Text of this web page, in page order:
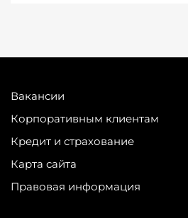
Вакансии
Корпоративным клиентам
Кредит и страхование
Карта сайта
Правовая информация